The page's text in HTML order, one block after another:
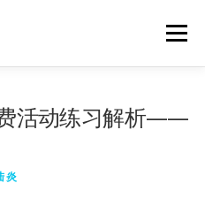
Menu
活动练习解析——
炎